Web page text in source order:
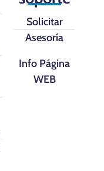
Solicitar
Asesoría
Info Página
WEB